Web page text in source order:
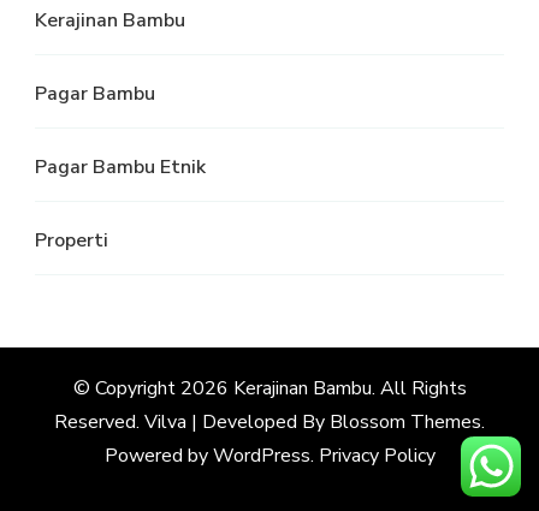
Kerajinan Bambu
Pagar Bambu
Pagar Bambu Etnik
Properti
© Copyright 2026 Kerajinan Bambu. All Rights
Reserved. Vilva | Developed By Blossom Themes.
Powered byWordPress. Privacy Policy